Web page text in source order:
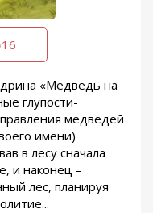
16
«Медведь на
глупости-
медведей
имени)
в лесу сначала
и наконец –
лес, планируя